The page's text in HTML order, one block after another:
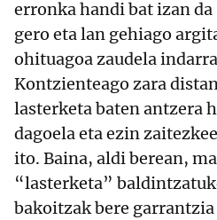
erronka handi bat izan
gero eta lan gehiago
ohituagoa zaudela
Kontzienteago zara
lasterketa baten antzera
dagoela eta ezin
ito. Baina, aldi berean,
“lasterketa”
bakoitzak bere garrantzia